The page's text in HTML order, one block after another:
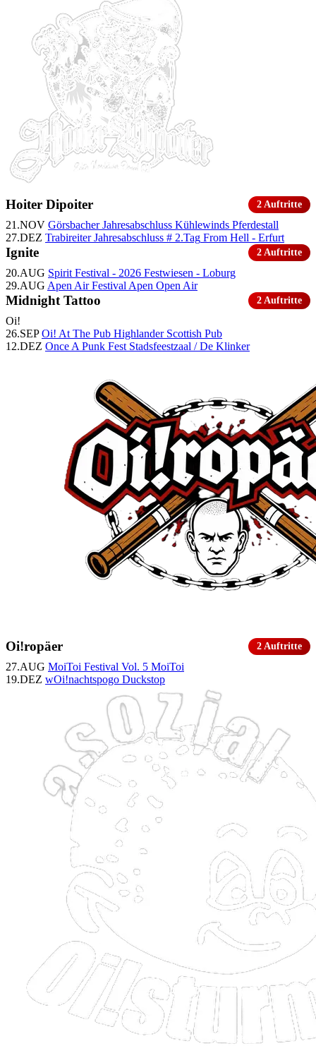
Hoiter Dipoiter 2 Auftritte
21.NOV Görsbacher Jahresabschluss Kühlewinds Pferdestall
27.DEZ Trabireiter Jahresabschluss # 2.Tag From Hell - Erfurt
Ignite 2 Auftritte
20.AUG Spirit Festival - 2026 Festwiesen - Loburg
29.AUG Apen Air Festival Apen Open Air
Midnight Tattoo 2 Auftritte
Oi!
26.SEP Oi! At The Pub Highlander Scottish Pub
12.DEZ Once A Punk Fest Stadsfeestzaal / De Klinker
Oi!ropäer 2 Auftritte
27.AUG MoiToi Festival Vol. 5 MoiToi
19.DEZ wOi!nachtspogo Duckstop